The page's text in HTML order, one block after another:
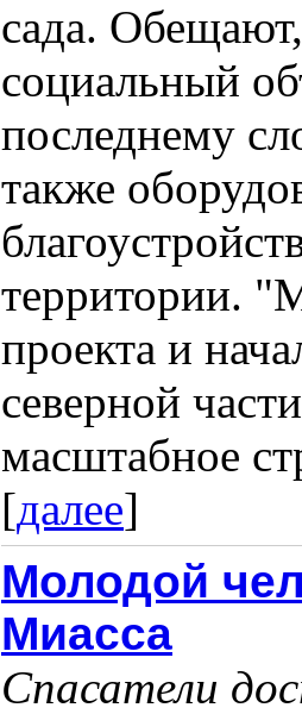
сада.
социальный
последнему
также
территории.
проекта и
северной
масштабное
[далее]
Молодой
Миасса
Спасатели